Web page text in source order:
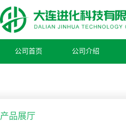
公司首页 公司介绍
产品展厅